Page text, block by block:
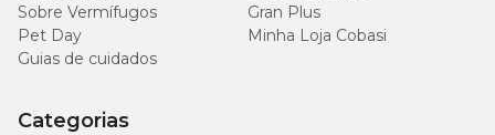
Sobre Vermífugos
Gran Plus
Pet Day
Minha Loja Cobasi
Guias de cuidados
Categorias